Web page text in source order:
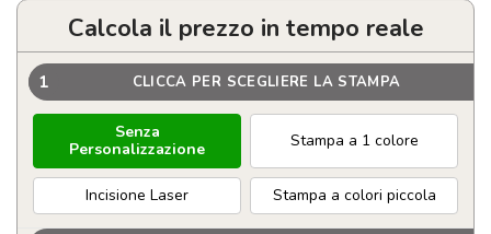
Calcola il prezzo in tempo reale
1 CLICCA PER SCEGLIERE LA STAMPA
Senza
Personalizzazione
Stampa a 1 colore
Incisione Laser Stampa a colori piccola